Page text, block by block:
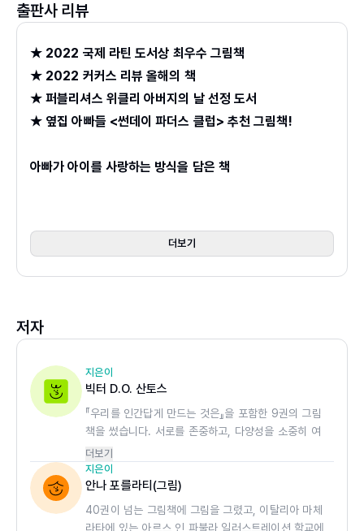
출판사 리뷰
★ 2022 국제 라틴 도서상 최우수 그림책
★ 2022 커커스 리뷰 올해의 책
★ 퍼블리셔스 위클리 아버지의 날 선정 도서
★ 옆집 아빠들 <썬데이 파더스 클럽> 추천 그림책!
아빠가 아이를 사랑하는 방식을 담은 책
의 시선을 통해서만 아빠를 만날 수 있습니다.
아이는 아빠를 ‘문어 아빠’라고 합니다. 아이가 아빠 뒤에 있
을 때도 무얼 하는지 다 알고 누구보다 빠르게 손을 잡아주
선을 개의치 않습니다. 또한 항상 아이 옆에서 눈물을 닦아
대신에 스스로 할 수 있게 충분히 기다려 줍니다. 그리고 항
상 잠자리에서 책을 읽어 주지요. 아이가 속상해할 때는 아
이의 감정을 고스란히 공감하며 스스로 감정을 다룰 수 있게
차분히 도와줍니다. 아이에게 크면 무엇이든 되고 싶은 사람
이 될 수 있다고 다정한 응원도 보내지요.
아빠의 이러한 육아 방법은 아이가 다음과 같은 확신을 갖게
합니다.
더보기
저자
지은이
빅터 D.O. 산토스
『우리를 인간답게 만드는 것은』을 포함한 9권의 그림
책을 썼습니다. 서로를 존중하고, 다양성을 소중히 여
기며, 잠재력과 사랑의 힘을 믿는 게 중요하다는 것을
그림책에 담고 싶습니다. 『나의 세상 우리 아빠』는 별
이 빛나는 어느 토요일 밤에 잠자리 동화를 읽는 동안
사랑하는 아들이 건넨 말에서 시작되었습니다.
더보기
지은이
안나 포를라티(그림)
40권이 넘는 그림책에 그림을 그렸고, 이탈리아 마체
라타에 있는 아르스 인 파불라 일러스트레이션 학교에